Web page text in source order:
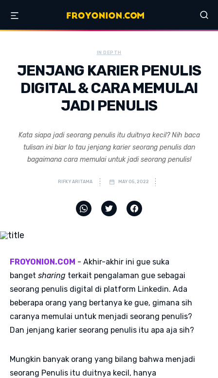
IN DEPTH
JENJANG KARIER PENULIS
DIGITAL & CARA MEMULAI
JADI PENULIS
Kata siapa jadi seorang penulis itu duitnya kecil? Nih baca
tulisan ini biar lo tau jenjang karier seorang penulis dan
bagaimana cara memulai untuk jadi seorang penulis!
RIFKY ARITAMA MAY 05, 2022
FROYONION.COM - Akhir-akhir ini gue suka
banget sharing terkait pengalaman gue sebagai
seorang penulis digital di platform Linkedin. Ada
beberapa orang yang bertanya ke gue, gimana sih
caranya memulai untuk menjadi seorang penulis?
Dan jenjang karier seorang penulis itu apa aja sih?
Mungkin banyak orang yang bilang bahwa menjadi
seorang Penulis itu duitnya kecil, hanya